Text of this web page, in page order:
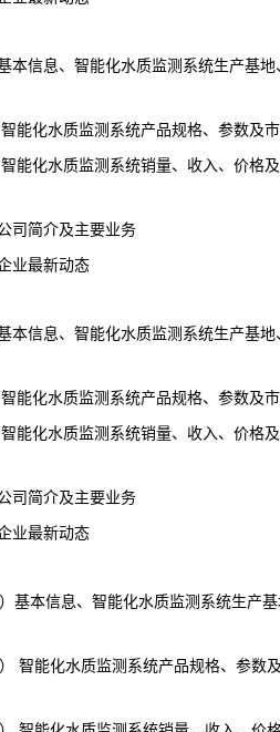
息、智能化水质监测系统生产基地
水质监测系统产品规格、参数及市
水质监测系统销量、收入、价格及
简介及主要业务
最新动态
息、智能化水质监测系统生产基地
水质监测系统产品规格、参数及市
水质监测系统销量、收入、价格及
简介及主要业务
最新动态
信息、智能化水质监测系统生产基
化水质监测系统产品规格、参数及